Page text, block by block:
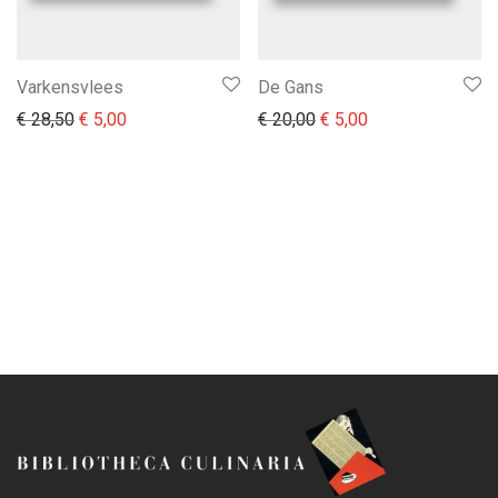
Varkensvlees
€28,50 Il prezzo originale era: € 28,50.
€ 5,00Il prezzo attuale è: € 5,00.
De Gans
€20,00 Il prezzo originale era:
€ 5,00Il prezzo attuale